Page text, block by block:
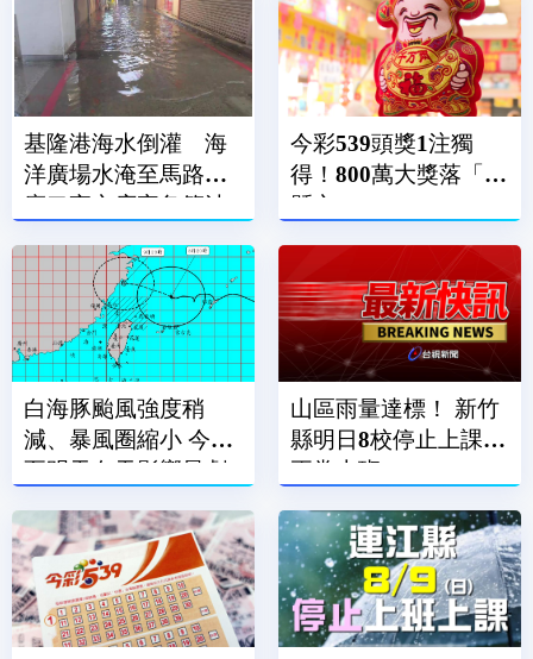
基隆港海水倒灌 海
洋廣場水淹至馬路、
廟口夜市店家急築沙
今彩539頭獎1注獨
得！800萬大獎落「這
縣市」
白海豚颱風強度稍
減、暴風圈縮小 今晚
至明天白天影響最劇
山區雨量達標！ 新竹
縣明日8校停止上課、
正常上班